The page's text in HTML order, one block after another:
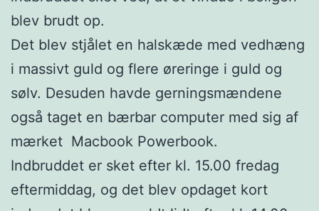
blev brudt op.
Det blev stjålet en halskæde med vedhæng
i massivt guld og flere øreringe i guld og
sølv. Desuden havde gerningsmændene
også taget en bærbar computer med sig af
mærket Macbook Powerbook.
Indbruddet er sket efter kl. 15.00 fredag
eftermiddag, og det blev opdaget kort